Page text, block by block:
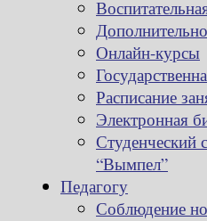
Онлайн-курсы
Расписание
Электронная
Студенческий
“Вымпел”
Педагогу
Соблюдение